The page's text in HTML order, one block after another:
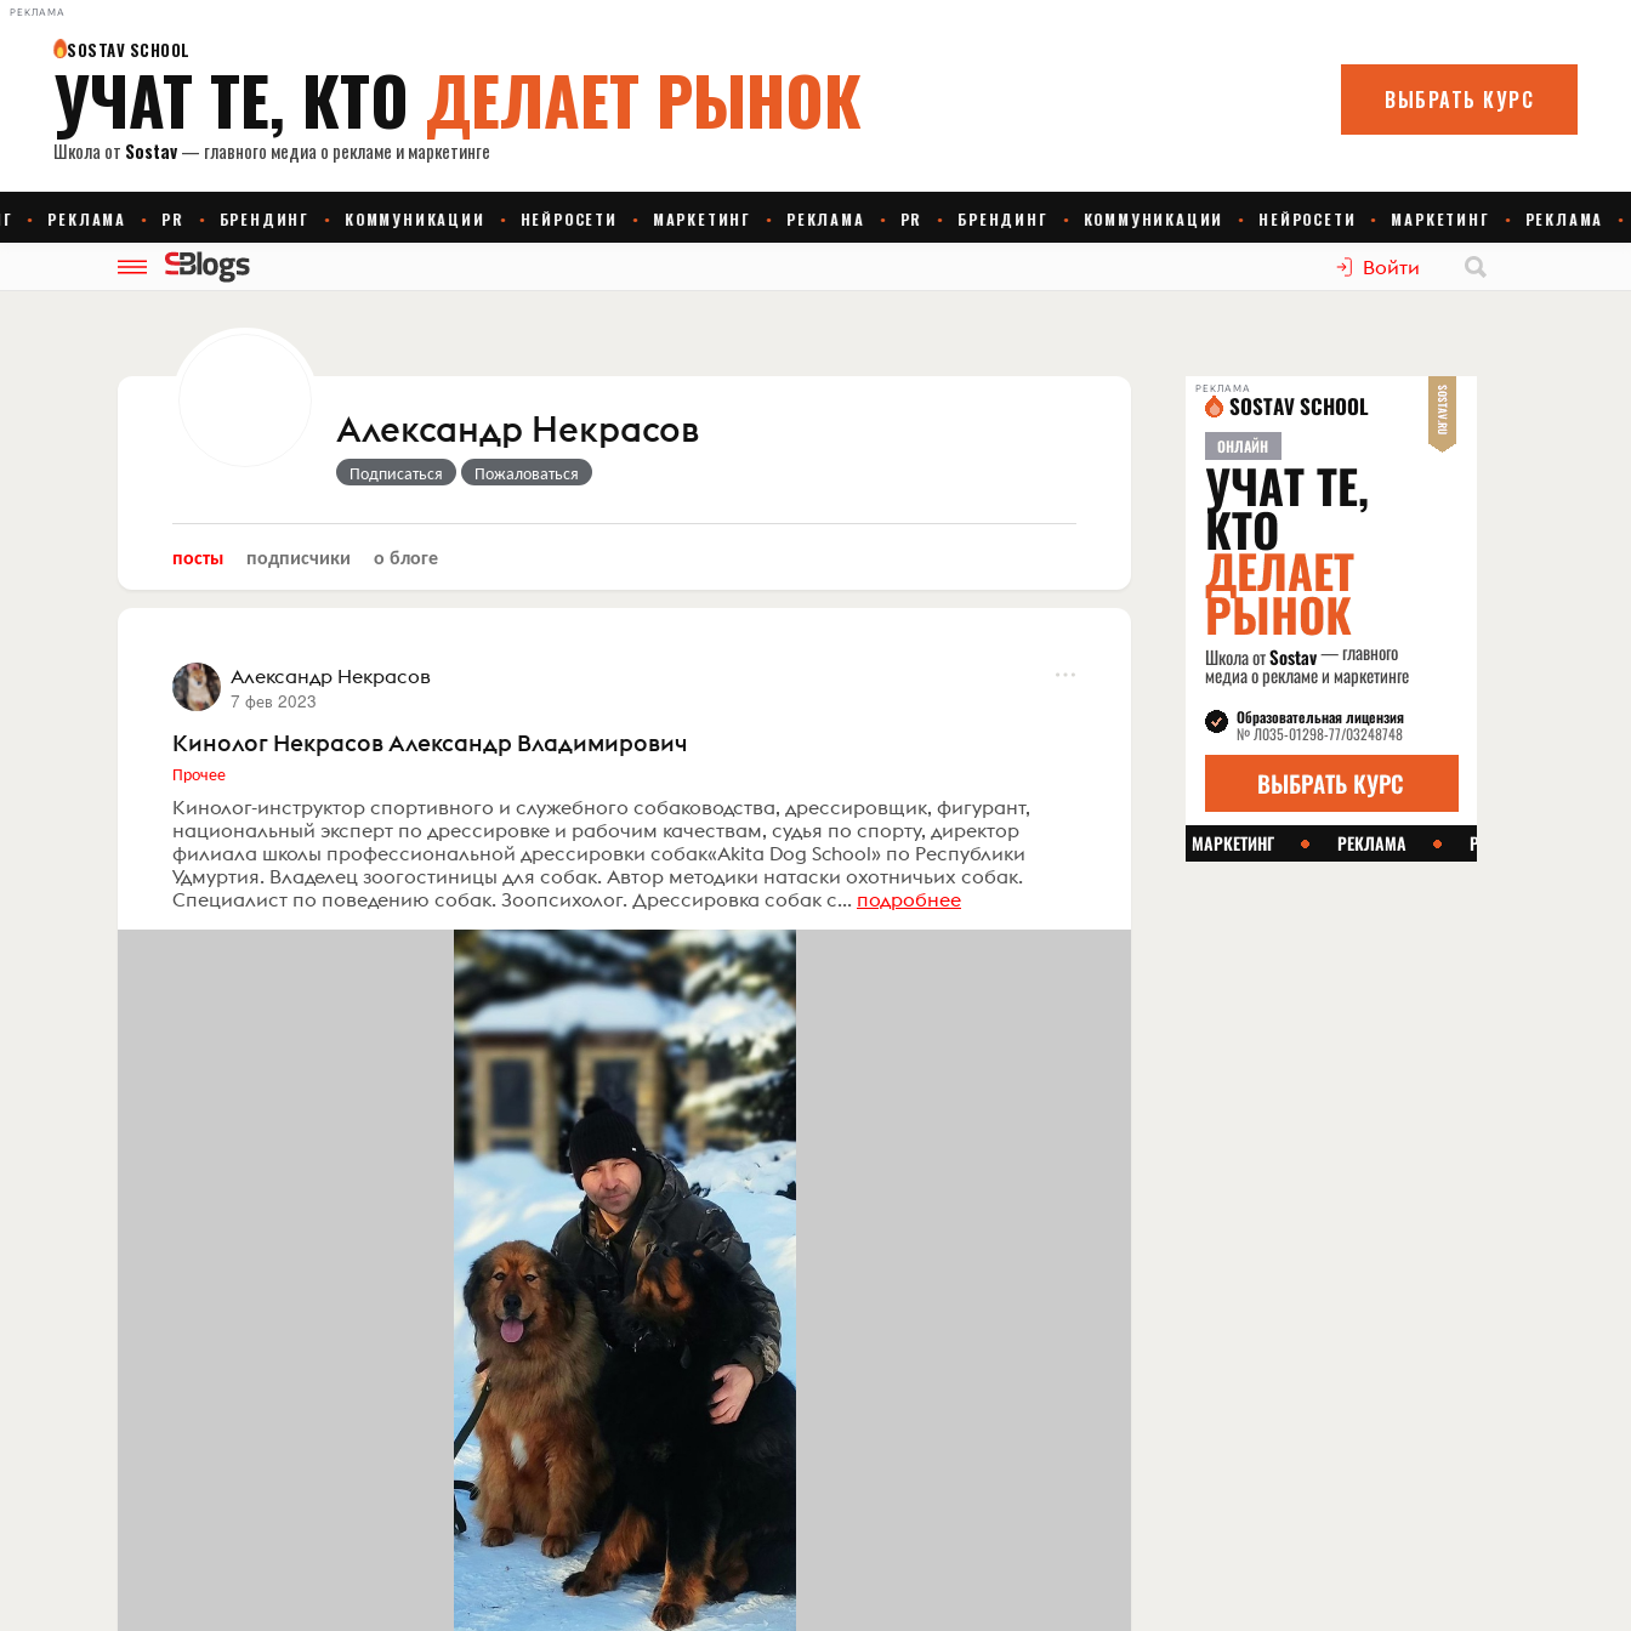
РЕКЛАМА
Войти
Александр Некрасов
Подписаться Пожаловаться
посты подписчики о блоге
Александр Некрасов
7 фев 2023
Кинолог Некрасов Александр Владимирович
Прочее
Кинолог-инструктор спортивного и служебного собаководства, дрессировщик, фигурант,
национальный эксперт по дрессировке и рабочим качествам, судья по спорту, директор
филиала школы профессиональной дрессировки собак«Akita Dog School» по Республики
Удмуртия. Владелец зоогостиницы для собак. Автор методики натаски охотничьих собак.
Специалист по поведению собак. Зоопсихолог. Дрессировка собак с... подробнее
РЕКЛАМА